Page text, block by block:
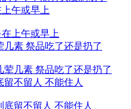
午或早上
素 祭品吃了还是扔了
不留人 不能住人